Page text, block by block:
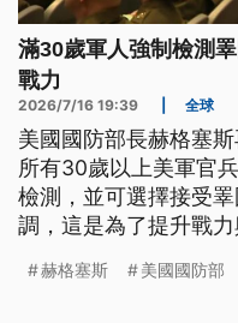
滿30歲軍人強制檢測
戰力
2026/7/16 19:39 全球
美國國防部長赫格塞
所有30歲以上美軍官
檢測，並可選擇接受
調，這是為了提升戰
療，民主黨質疑根本是
赫格塞斯 美國國防部